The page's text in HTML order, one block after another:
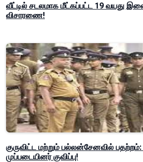
வீட்டில் சடலமாக மீட்கப்பட்ட 19 வயது
விசாரணை!
குருவிட்ட மற்றும் பல்லன்சேனவில் பதற்றம்:
முப்படையினர் குவிப்பு!